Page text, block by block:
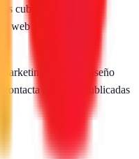
cubiertas
web
digital y diseño
agencias publicadas